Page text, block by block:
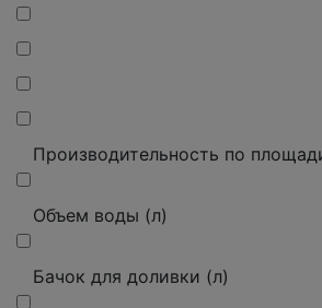
Производительность по
Объем воды (л)
Бачок для доливки (л)